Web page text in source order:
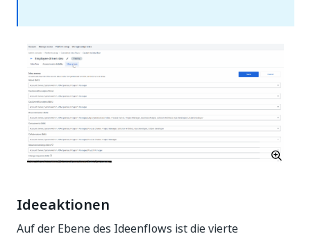
Ideeaktionen
Auf der Ebene des Ideenflows ist die vierte